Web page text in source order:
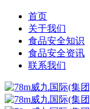
首页
关于我们
食品安全知识
食品安全资讯
联系我们